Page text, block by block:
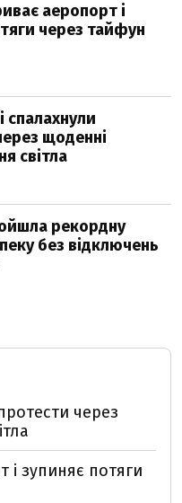
аеропорт і
через тайфун
спалахнули
щоденні
світла
рекордну
без відключень
через
і зупиняє потяги